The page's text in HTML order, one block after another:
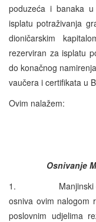
poduzeća i banaka
isplatu potraživanja
dioničarskim
rezerviran za isplatu
do konačnog
vaučera i certifikata u
Ovim nalažem:
Osnivanje
1. Manjinski
osniva ovim nalogom
poslovnim udjelima